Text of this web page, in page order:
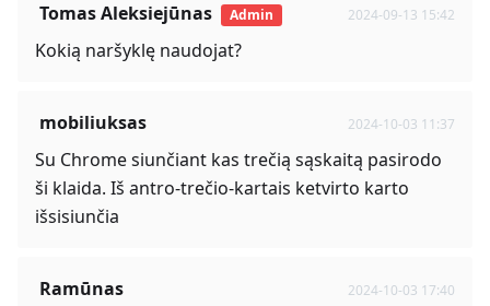
Tomas Aleksiejūnas Admin 2024-09-13 15:42
Kokią naršyklę naudojat?
mobiliuksas 2024-10-03 11:37
Su Chrome siunčiant kas trečią sąskaitą pasirodo
ši klaida. Iš antro-trečio-kartais ketvirto karto
išsisiunčia
Ramūnas 2024-10-03 17:40